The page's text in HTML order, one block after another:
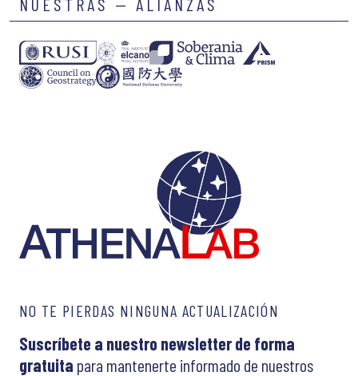
NUESTRAS — ALIANZAS
NO TE PIERDAS NINGUNA ACTUALIZACIÓN
Suscríbete a nuestro newsletter de forma
gratuita para mantenerte informado de nuestros